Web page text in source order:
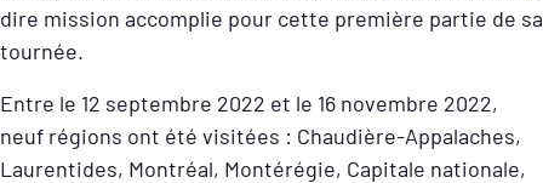
dire mission accomplie pour cette première partie de sa
tournée.
Entre le 12 septembre 2022 et le 16 novembre 2022,
neuf régions ont été visitées : Chaudière-Appalaches,
Laurentides, Montréal, Montérégie, Capitale nationale,